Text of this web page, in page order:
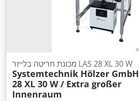
מכונת חריטה בלייזר LAS 28 XL 30 W
Systemtechnik Hölzer GmbH
28 XL 30 W / Extra großer
Innenraum